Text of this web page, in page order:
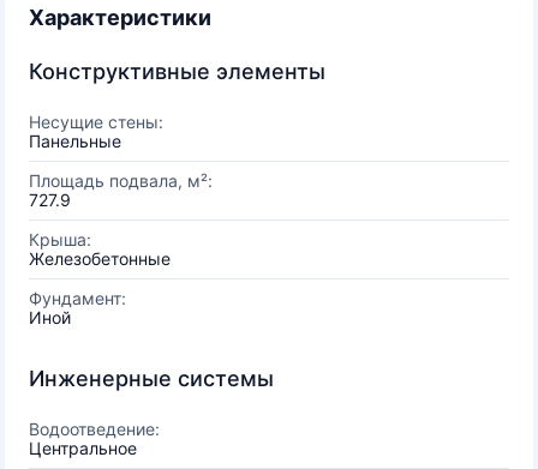
Характеристики
Конструктивные элементы
Несущие стены:
Панельные
Площадь подвала, м²:
727.9
Крыша:
Железобетонные
Фундамент:
Иной
Инженерные системы
Водоотведение:
Центральное